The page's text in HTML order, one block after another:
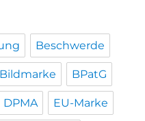
Beschwerde
Bildmarke BPatG
DPMA EU-Marke